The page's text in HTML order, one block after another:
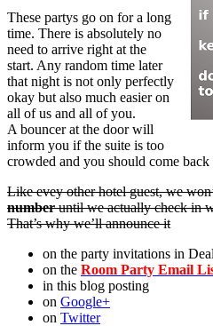
These partys go on for a long
time. There is absolutely no
need to arrive right at the
start. Any random time later
that night is not only perfectly
okay but also much easier on
all of us and all of you.
A bouncer at the door will
inform you if the suite is too
crowded and you should come back
Like evey other hotel guest, we
numberuntil we actually check in
That’s why we’ll announce it
on the party invitations in
on the Room Party Email
in this blog posting
on Google+
on Twitter